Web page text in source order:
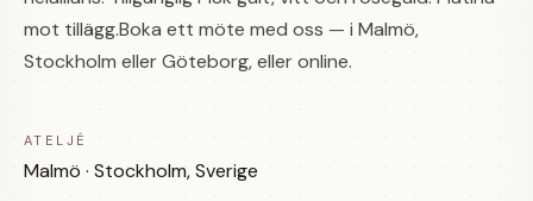
mot tillägg.Boka ett möte med oss — i Malmö,
Stockholm eller Göteborg, eller online.
ATELJÉ
Malmö · Stockholm, Sverige